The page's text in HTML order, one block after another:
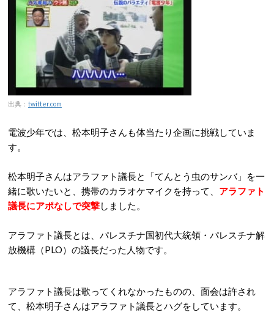
出典： twitter.com
電波少年では、松本明子さんも体当たり企画に挑戦していま
す。
松本明子さんはアラファト議長と「てんとう虫のサンバ」を一
緒に歌いたいと、携帯のカラオケマイクを持って、 アラファト
議長にアポなしで突撃しました。
アラファト議長とは、パレスチナ国初代大統領・パレスチナ解
放機構（PLO）の議長だった人物です。
アラファト議長は歌ってくれなかったものの、面会は許され
て、松本明子さんはアラファト議長とハグをしています。